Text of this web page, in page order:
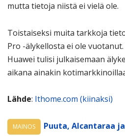
mutta tietoja niistä ei vielä ole.
Toistaiseksi muita tarkkoja
Pro -älykellosta ei ole
Huawei tulisi julkaisemaan
aikana ainakin
Lähde: Ithome.com (kiinaksi)
MAINOS Puuta, Alcantaraa